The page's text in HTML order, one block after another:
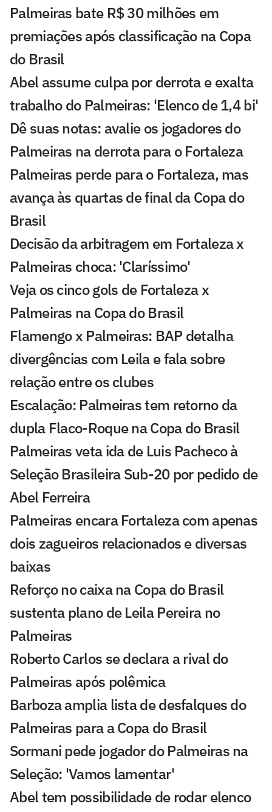
Palmeiras bate R$ 30 milhões em
premiações após classificação na Copa
do Brasil
Abel assume culpa por derrota e exalta
trabalho do Palmeiras: 'Elenco de 1,4 bi'
Dê suas notas: avalie os jogadores do
Palmeiras na derrota para o Fortaleza
Palmeiras perde para o Fortaleza, mas
avança às quartas de final da Copa do
Brasil
Decisão da arbitragem em Fortaleza x
Palmeiras choca: 'Claríssimo'
Veja os cinco gols de Fortaleza x
Palmeiras na Copa do Brasil
Flamengo x Palmeiras: BAP detalha
divergências com Leila e fala sobre
relação entre os clubes
Escalação: Palmeiras tem retorno da
dupla Flaco-Roque na Copa do Brasil
Palmeiras veta ida de Luis Pacheco à
Seleção Brasileira Sub-20 por pedido de
Abel Ferreira
Palmeiras encara Fortaleza com apenas
dois zagueiros relacionados e diversas
baixas
Reforço no caixa na Copa do Brasil
sustenta plano de Leila Pereira no
Palmeiras
Roberto Carlos se declara a rival do
Palmeiras após polêmica
Barboza amplia lista de desfalques do
Palmeiras para a Copa do Brasil
Sormani pede jogador do Palmeiras na
Seleção: 'Vamos lamentar'
Abel tem possibilidade de rodar elenco